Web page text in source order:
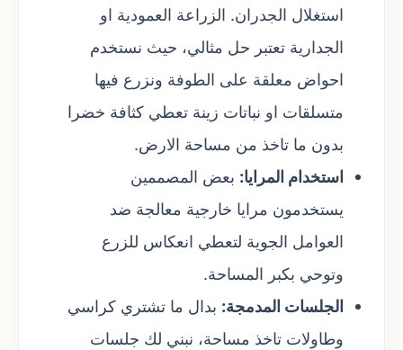
استغلال الجدران. الزراعة العمودية او
الجدارية تعتبر حل مثالي، حيث نستخدم
احواض معلقة على الطوفة ونزرع فيها
متسلقات او نباتات زينة تعطي كثافة خضرا
بدون ما تاخذ من مساحة الارض.
استخدام المرايا: بعض المصممين
يستخدمون مرايا خارجية معالجة ضد
العوامل الجوية لتعطي انعكاس للزرع
وتوحي بكبر المساحة.
الجلسات المدمجة: بدال ما تشتري كراسي
وطاولات تاخذ مساحة، نبني لك جلسات